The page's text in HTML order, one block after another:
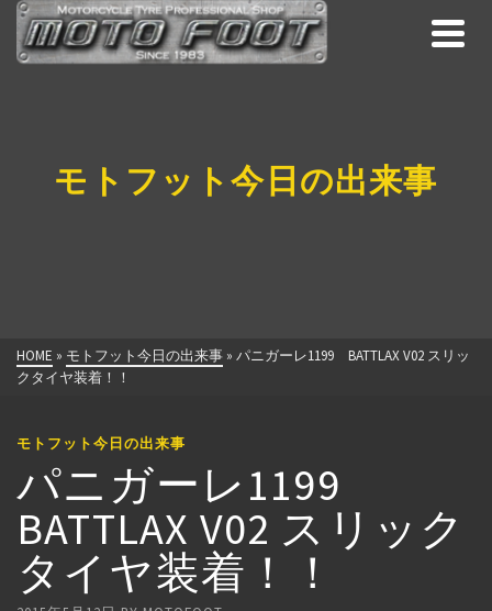
モトフット今日の出来事
HOME » モトフット今日の出来事 » パニガーレ1199 BATTLAX V02 スリッ
クタイヤ装着！！
モトフット今日の出来事
パニガーレ1199
BATTLAX V02 スリック
タイヤ装着！！